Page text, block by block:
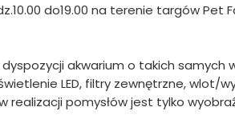
do19.00 na terenie targów Pet
akwarium o takich samych
LED, filtry zewnętrzne, wlot/
realizacji pomysłów jest tylko